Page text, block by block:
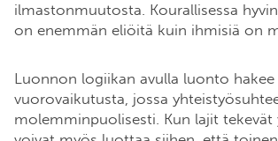
ilmastonmuutosta. Kourallisessa
on enemmän eliöitä kuin ihmisiä on
Luonnon logiikan avulla luonto hakee
vuorovaikutusta, jossa
molemminpuolisesti. Kun lajit tekevät